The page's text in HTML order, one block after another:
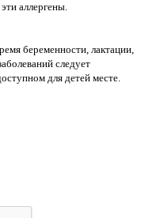
аллергены.
беременности, лактации,
следует
для детей месте.